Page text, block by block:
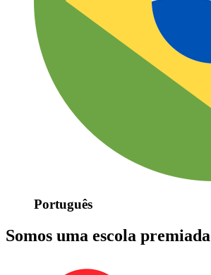
Português
Somos uma escola premiada